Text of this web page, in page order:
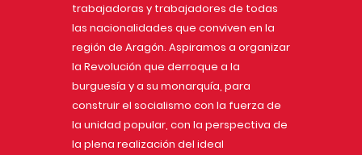
trabajadoras y trabajadores de todas
las nacionalidades que conviven en la
región de Aragón. Aspiramos a organizar
la Revolución que derroque a la
burguesía y a su monarquía, para
construir el socialismo con la fuerza de
la unidad popular, con la perspectiva de
la plena realización del ideal